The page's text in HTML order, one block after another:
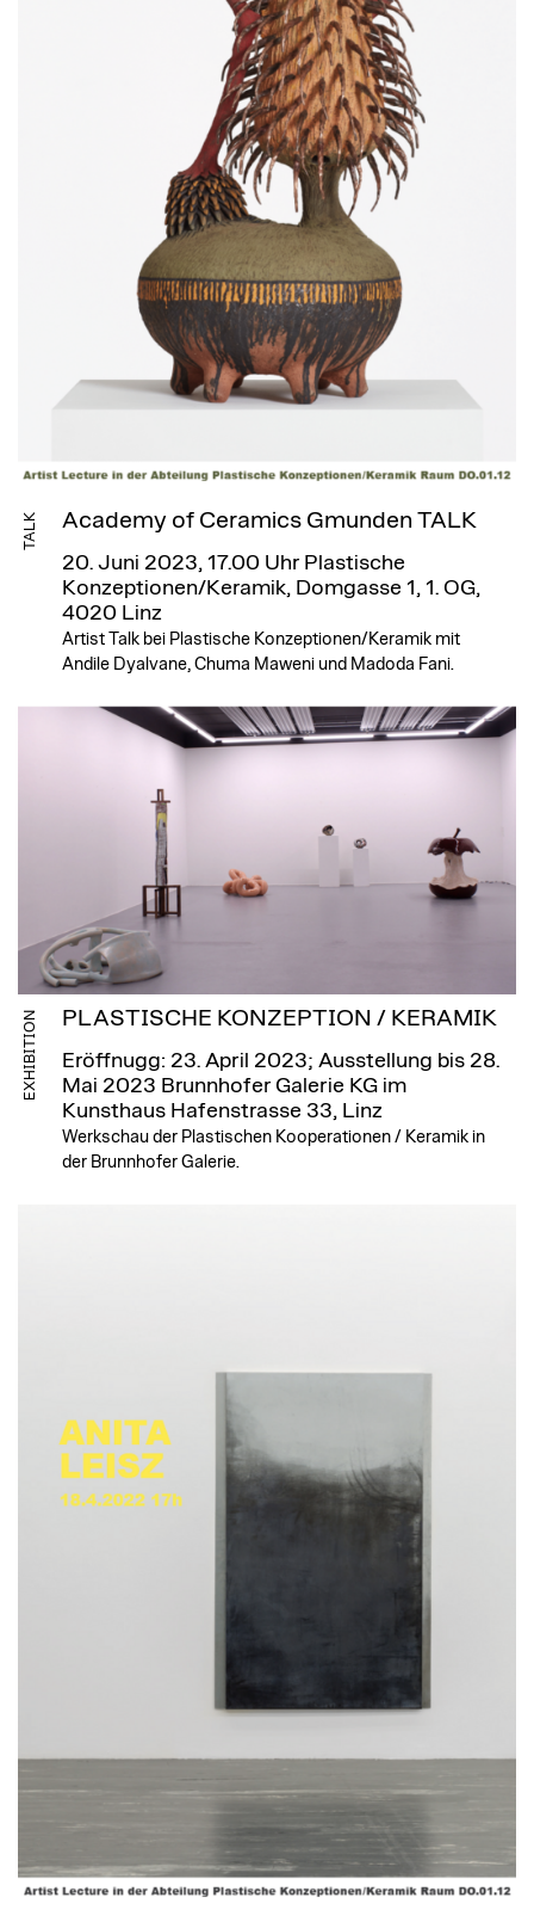
TALK Academy of Ceramics Gmunden TALK
20. Juni 2023, 17.00 Uhr Plastische
Konzeptionen/Keramik, Domgasse 1, 1. OG,
4020 Linz
Artist Talk bei Plastische Konzeptionen/Keramik mit
Andile Dyalvane, Chuma Maweni und Madoda Fani.
EXHIBITION PLASTISCHE KONZEPTION / KERAMIK
Eröffnugg: 23. April 2023; Ausstellung bis 28.
Mai 2023 Brunnhofer Galerie KG im
Kunsthaus Hafenstrasse 33, Linz
Werkschau der Plastischen Kooperationen / Keramik in
der Brunnhofer Galerie.